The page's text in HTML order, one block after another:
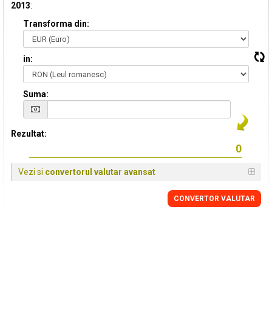
2013:
Transforma din:
in:
Suma:
Rezultat:
Vezi si convertorul valutar avansat
CONVERTOR VALUTAR